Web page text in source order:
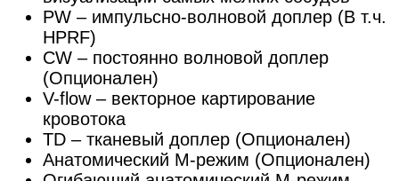
PW – импульсно-волновой доплер (В т.ч.
HPRF)
CW – постоянно волновой доплер
(Опционален)
V-flow – векторное картирование
кровотока
ТD – тканевый доплер (Опционален)
Анатомический М-режим (Опционален)